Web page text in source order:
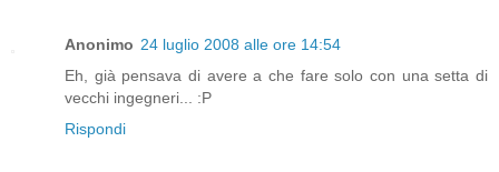
Anonimo 24 luglio 2008 alle ore 14:54
Eh, già pensava di avere a che fare solo con una setta di
vecchi ingegneri... :P
Rispondi